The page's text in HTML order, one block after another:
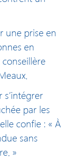
une prise en
en
par les
confie : « À
sans
»